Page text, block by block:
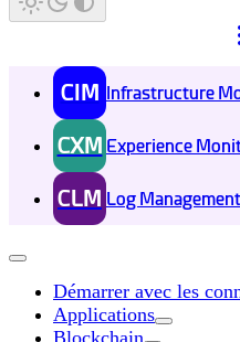
CIM Infrastructure
CXM Experience
CLM Log Management
Démarrer avec les
Applications
Blockchain